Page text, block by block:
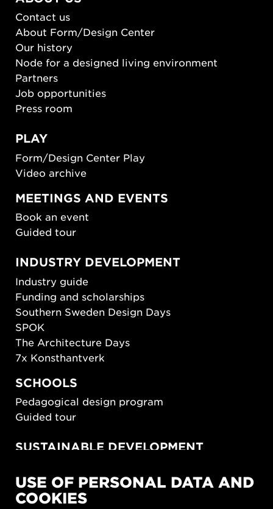
Contact us
About Form/Design Center
Our history
Node for a designed living environment
Partners
Job opportunities
Press room
PLAY
Form/Design Center Play
Video archive
MEETINGS AND EVENTS
Book an event
Guided tour
INDUSTRY DEVELOPMENT
Industry guide
Funding and scholarships
Southern Sweden Design Days
SPOK
The Architecture Days
7x Konsthantverk
SCHOOLS
Pedagogical design program
Guided tour
SUSTAINABLE DEVELOPMENT
SUSTAINORDIC
Share Future Living
USE OF PERSONAL DATA AND
COOKIES